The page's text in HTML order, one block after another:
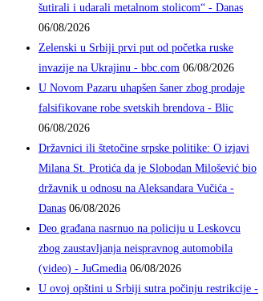
šutirali i udarali metalnom stolicom“ - Danas
06/08/2026
Zelenski u Srbiji prvi put od početka ruske
invazije na Ukrajinu - bbc.com 06/08/2026
U Novom Pazaru uhapšen šaner zbog prodaje
falsifikovane robe svetskih brendova - Blic
06/08/2026
Državnici ili štetočine srpske politike: O izjavi
Milana St. Protića da je Slobodan Milošević bio
državnik u odnosu na Aleksandara Vučića -
Danas 06/08/2026
Deo građana nasrnuo na policiju u Leskovcu
zbog zaustavljanja neispravnog automobila
(video) - JuGmedia 06/08/2026
U ovoj opštini u Srbiji sutra počinju restrikcije -